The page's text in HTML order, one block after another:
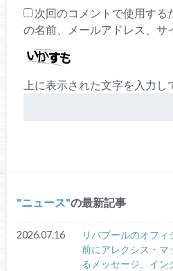
次回のコメントで使用する
の名前、メールアドレス、サ
上に表示された文字を入力し
ニュース の最新記事
2026.07.16
リバプールのオフ
前にアレクシス・マ
るメッセージ、イ